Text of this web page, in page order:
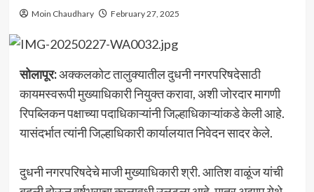
Moin Chaudhary February 27, 2025
सोलापूर:अक्कलकोट तालुक्यातील दुधनी नगरपरिषदेसाठी
कायमस्वरूपी मुख्याधिकारी नियुक्त करावा, अशी जोरदार मागणी
रिपब्लिकन पक्षाच्या पदाधिकाऱ्यांनी जिल्हाधिकाऱ्यांकडे केली आहे.
यासंदर्भात त्यांनी जिल्हाधिकारी कार्यालयात निवेदन सादर केले.
दुधनी नगरपरिषदेचे माजी मुख्याधिकारी श्री. आतिश वाळूंज यांची